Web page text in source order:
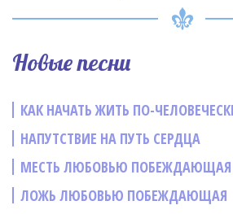
Новые песни
КАК НАЧАТЬ ЖИТЬ ПО-
НАПУТСТВИЕ НА ПУТЬ СЕРДЦА
МЕСТЬ ЛЮБОВЬЮ ПОБЕЖДАЮЩАЯ
ЛОЖЬ ЛЮБОВЬЮ ПОБЕЖДАЮЩАЯ